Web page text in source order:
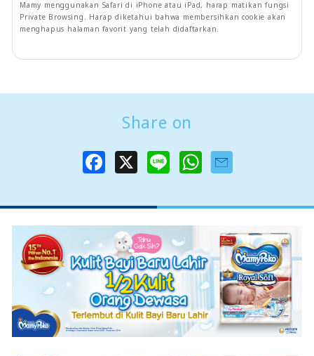
Mamy menggunakan Safari di iPhone atau iPad, harap matikan fungsi
Private Browsing. Harap diketahui bahwa membersihkan cookie akan
menghapus halaman favorit yang telah didaftarkan.
Share on
o
o
W
A